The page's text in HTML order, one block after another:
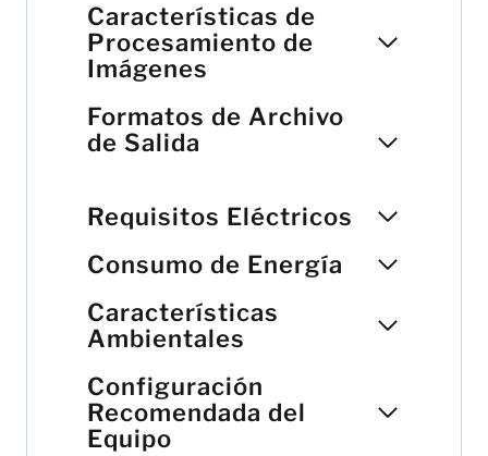
Características de
Procesamiento de
Imágenes
Formatos de Archivo
de Salida
Requisitos Eléctricos
Consumo de Energía
Características
Ambientales
Configuración
Recomendada del
Equipo